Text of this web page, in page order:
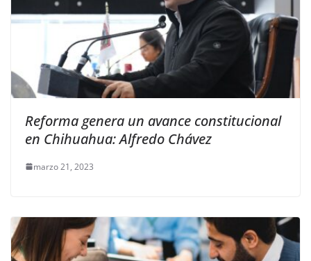
Reforma genera un avance constitucional
en Chihuahua: Alfredo Chávez
marzo 21, 2023